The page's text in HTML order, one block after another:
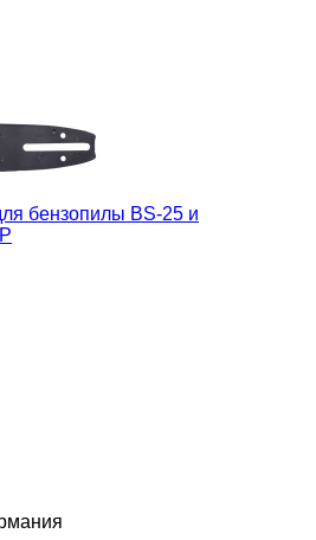
бензопилы BS-25 и